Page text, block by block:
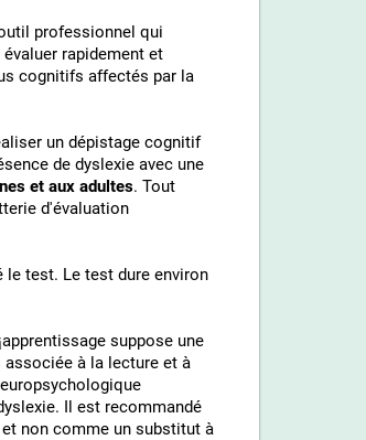
professionnel qui
rapidement et
cognitifs affectés par la
un dépistage cognitif
de dyslexie avec une
et aux adultes. Tout
d'évaluation
test. Le test dure environ
suppose une
à la lecture et à
Il est recommandé
non comme un substitut à